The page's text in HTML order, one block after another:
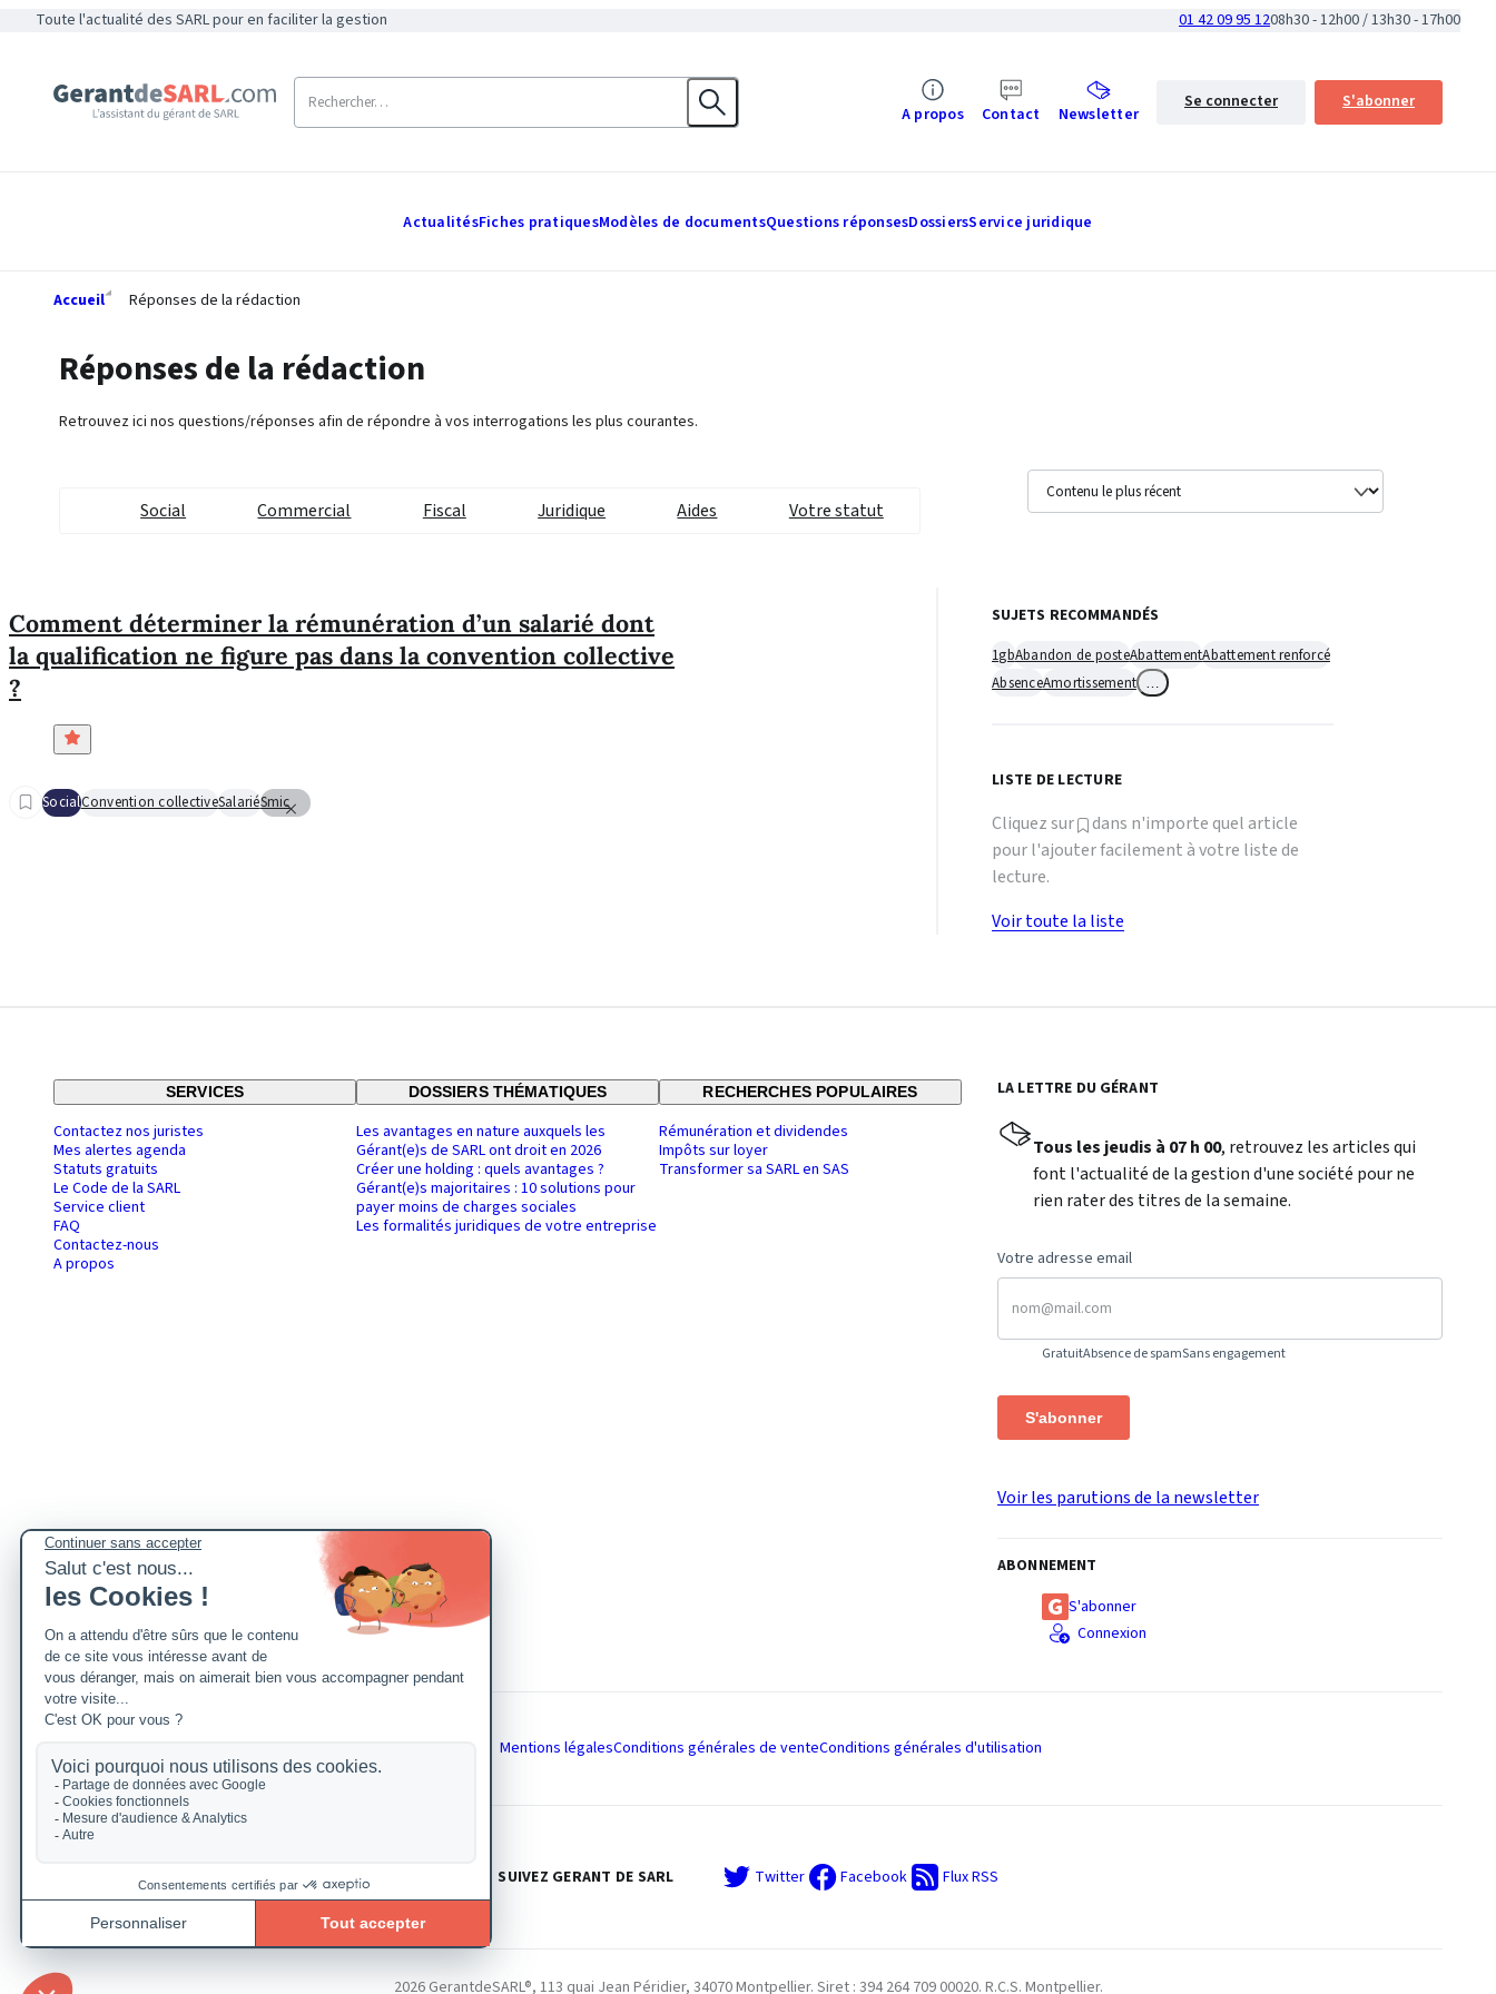
Toute l'actualité des SARL pour en faciliter la gestion 01 42 09 95 1208h30 - 12h00 / 13h30 - 17h00
A propos Contact Newsletter
Se connecter S'abonner
ActualitésFiches pratiquesModèles de documentsQuestions réponsesDossiersService juridique
Accueil Réponses de la rédaction
Réponses de la rédaction
Retrouvez ici nos questions/réponses afin de répondre à vos interrogations les plus courantes.
Social Commercial Fiscal Juridique Aides Votre statut
Comment déterminer la rémunération d’un salarié dont
la qualification ne figure pas dans la convention collective
?
SocialConvention collectiveSalariéSmic
SUJETS RECOMMANDÉS
1gbAbandon de posteAbattementAbattement renforcé
AbsenceAmortissement
LISTE DE LECTURE
Cliquez sur
dans n'importe quel article
pour l'ajouter facilement à votre liste de
lecture.
Voir toute la liste
SERVICES
Contactez nos juristes
Mes alertes agenda
Statuts gratuits
Le Code de la SARL
Service client
FAQ
Contactez-nous
A propos
DOSSIERS THÉMATIQUES
Les avantages en nature auxquels les
Gérant(e)s de SARL ont droit en 2026
Créer une holding : quels avantages ?
Gérant(e)s majoritaires : 10 solutions pour
payer moins de charges sociales
Les formalités juridiques de votre entreprise
RECHERCHES POPULAIRES
Rémunération et dividendes
Impôts sur loyer
Transformer sa SARL en SAS
LA LETTRE DU GÉRANT
Tous les jeudis à 07 h 00, retrouvez les articles qui
font l'actualité de la gestion d'une société pour ne
rien rater des titres de la semaine.
Votre adresse email
GratuitAbsence de spamSans engagement
S'abonner
Voir les parutions de la newsletter
ABONNEMENT
S'abonner
Connexion
Mentions légalesConditions générales de venteConditions générales d'utilisation
SUIVEZ GERANT DE SARL Twitter Facebook Flux RSS
2026 GerantdeSARL®, 113 quai Jean Péridier, 34070 Montpellier. Siret : 394 264 709 00020. R.C.S. Montpellier.